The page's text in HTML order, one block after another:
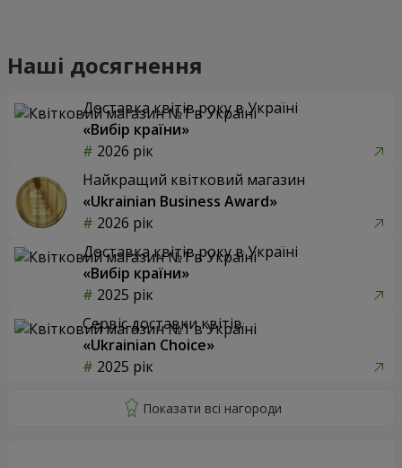
Наші досягнення
Доставка квітів року в Україні
«Вибір країни»
2026 рік
Найкращий квітковий магазин
«Ukrainian Business Award»
2026 рік
Доставка квітів року в Україні
«Вибір країни»
2025 рік
Сервіс доставки квітів
«Ukrainian Choice»
2025 рік